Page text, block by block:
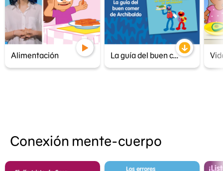
Alimentación La guía del buen comer
Conexión mente-cuerpo